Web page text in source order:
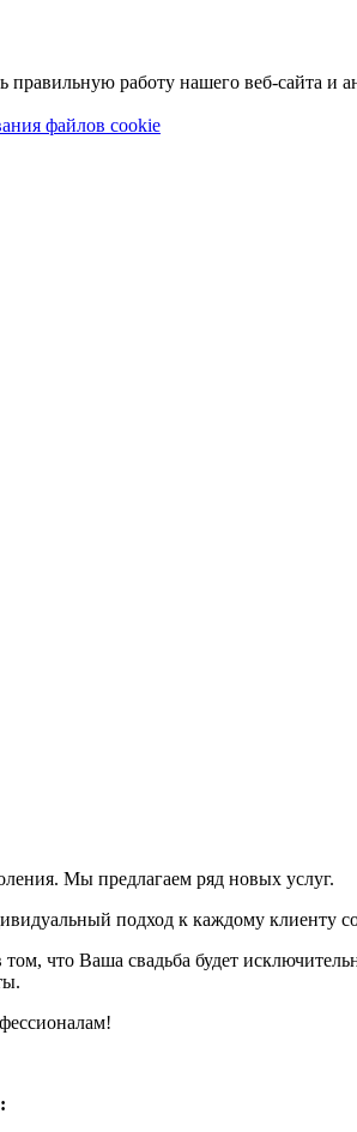
работу нашего веб-сайта и
файлов cookie
Мы предлагаем ряд новых услуг.
подход к каждому клиенту
Ваша свадьба будет